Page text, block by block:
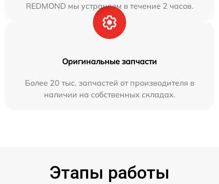
REDMOND мы устраняем в течение 2 часов.
Оригинальные запчасти
Более 20 тыс. запчастей от производителя в
наличии на собственных складах.
Этапы работы